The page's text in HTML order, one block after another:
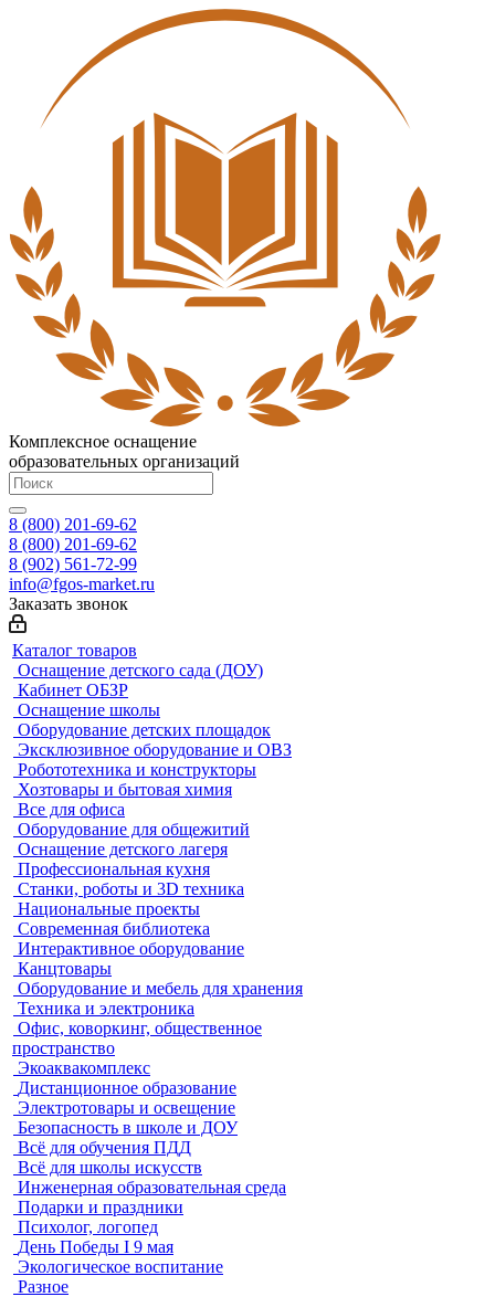
Комплексное оснащение
образовательных организаций
8 (800) 201-69-62
8 (800) 201-69-62
8 (902) 561-72-99
info@fgos-market.ru
Заказать звонок
Каталог товаров
Оснащение детского сада (ДОУ)
Кабинет ОБЗР
Оснащение школы
Оборудование детских площадок
Эксклюзивное оборудование и ОВЗ
Робототехника и конструкторы
Хозтовары и бытовая химия
Все для офиса
Оборудование для общежитий
Оснащение детского лагеря
Профессиональная кухня
Станки, роботы и 3D техника
Национальные проекты
Современная библиотека
Интерактивное оборудование
Канцтовары
Оборудование и мебель для хранения
Техника и электроника
Офис, коворкинг, общественное
пространство
Экоаквакомплекс
Дистанционное образование
Электротовары и освещение
Безопасность в школе и ДОУ
Всё для обучения ПДД
Всё для школы искусств
Инженерная образовательная среда
Подарки и праздники
Психолог, логопед
День Победы I 9 мая
Экологическое воспитание
Разное